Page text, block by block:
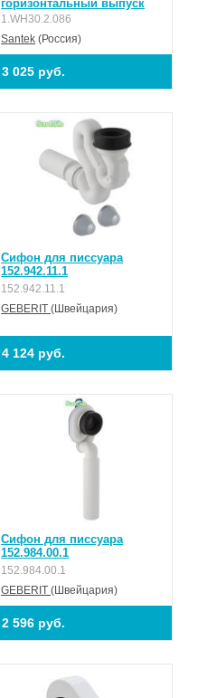
горизонтальный выпуск
1.WH30.2.086
Santek (Россия)
3 025 руб.
Сифон для писсуара
152.942.11.1
152.942.11.1
GEBERIT(Швейцария)
4 124 руб.
Сифон для писсуара
152.984.00.1
152.984.00.1
GEBERIT(Швейцария)
2 596 руб.